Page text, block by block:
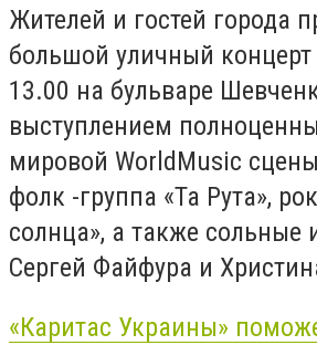
Жителей и гостей города
большой уличный
13.00 на бульваре
выступлением
мировой WorldMusic
фолк -группа «Та Рута»,
солнца», а также сольные
Сергей Файфура и
«Каритас Украины»